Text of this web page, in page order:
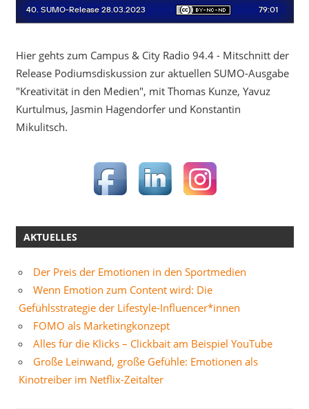
Hier gehts zum Campus & City Radio 94.4 - Mitschnitt der
Release Podiumsdiskussion zur aktuellen SUMO-Ausgabe
"Kreativität in den Medien", mit Thomas Kunze, Yavuz
Kurtulmus, Jasmin Hagendorfer und Konstantin
Mikulitsch.
AKTUELLES
Der Preis der Emotionen in den Sportmedien
Wenn Emotion zum Content wird: Die
Gefühlsstrategie der Lifestyle-Influencer*innen
FOMO als Marketingkonzept
Alles für die Klicks – Clickbait am Beispiel YouTube
Große Leinwand, große Gefühle: Emotionen als
Kinotreiber im Netflix-Zeitalter